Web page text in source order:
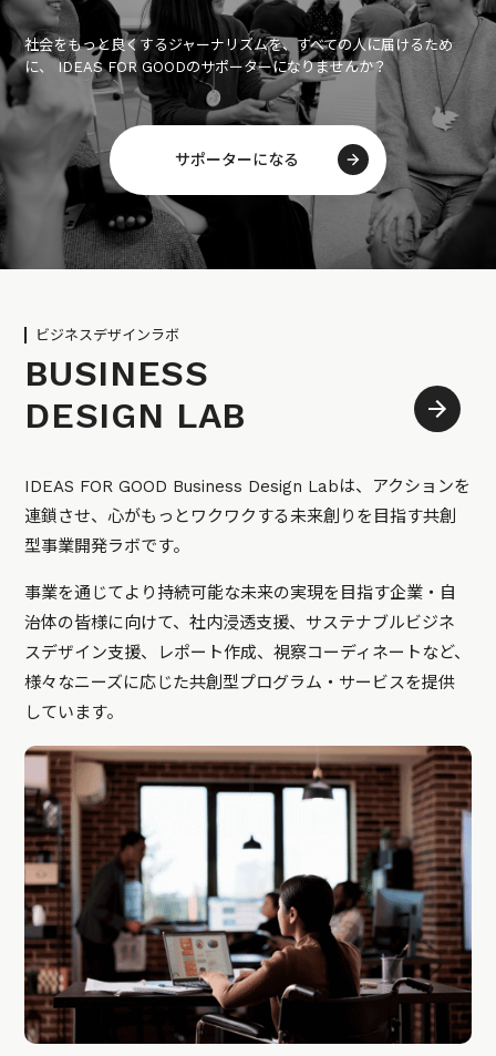
社会をもっと良くするジャーナリズムを、すべての人に届けるため
に、 IDEAS FOR GOODのサポーターになりませんか？
サポーターになる
ビジネスデザインラボ
BUSINESS
DESIGN LAB
IDEAS FOR GOOD Business Design Labは、アクションを
連鎖させ、心がもっとワクワクする未来創りを目指す共創
型事業開発ラボです。
事業を通じてより持続可能な未来の実現を目指す企業・自
治体の皆様に向けて、社内浸透支援、サステナブルビジネ
スデザイン支援、レポート作成、視察コーディネートなど、
様々なニーズに応じた共創型プログラム・サービスを提供
しています。